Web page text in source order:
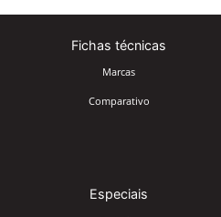
Fichas técnicas
Marcas
Comparativo
Especiais